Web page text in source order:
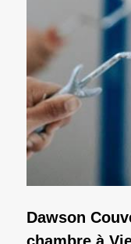
Dawson